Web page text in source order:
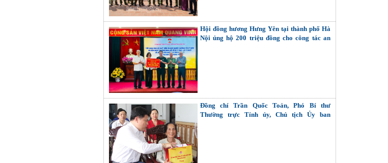
Hội đồng hương Hưng Yên tại thành phố Hà
Nội ủng hộ 200 triệu đồng cho công tác an
Đồng chí Trần Quốc Toản, Phó Bí thư
Thường trực Tỉnh ủy, Chủ tịch Ủy ban